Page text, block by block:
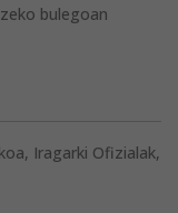
bulegoan
Iragarki Ofizialak,